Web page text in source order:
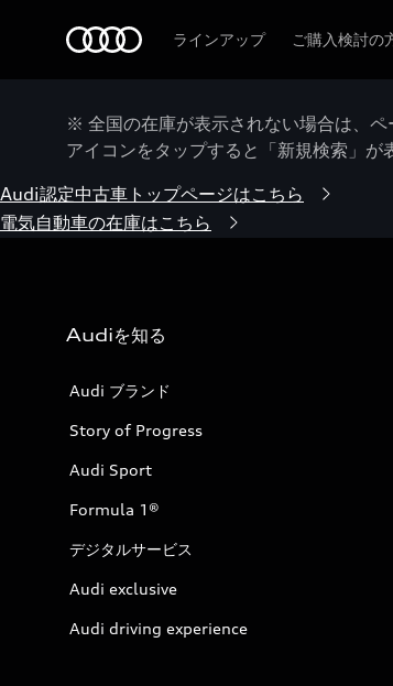
ラインアップ ご購入検討の
※ 全国の在庫が表示されない場合は、
アイコンをタップすると「新規検索」が
Audi認定中古車トップページはこちら
電気自動車の在庫はこちら
Audiを知る
Audi ブランド
Story of Progress
Audi Sport
Formula 1®
デジタルサービス
Audi exclusive
Audi driving experience